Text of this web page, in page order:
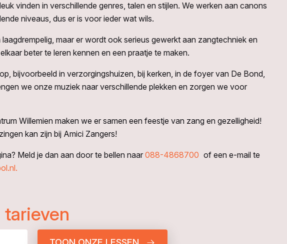
vinden in verschillende genres, talen en stijlen. We werken aan canons
niveaus, dus er is voor ieder wat wils.
maar er wordt ook serieus gewerkt aan zangtechniek en
beter te leren kennen en een praatje te maken.
bijvoorbeeld in verzorgingshuizen, bij kerken, in de foyer van De Bond,
we onze muziek naar verschillende plekken en zorgen we voor
Willemien maken we er samen een feestje van zang en gezelligheid!
kan zijn bij Amici Zangers!
Meld je dan aan door te bellen naar 088-4868700 of een e-mail te